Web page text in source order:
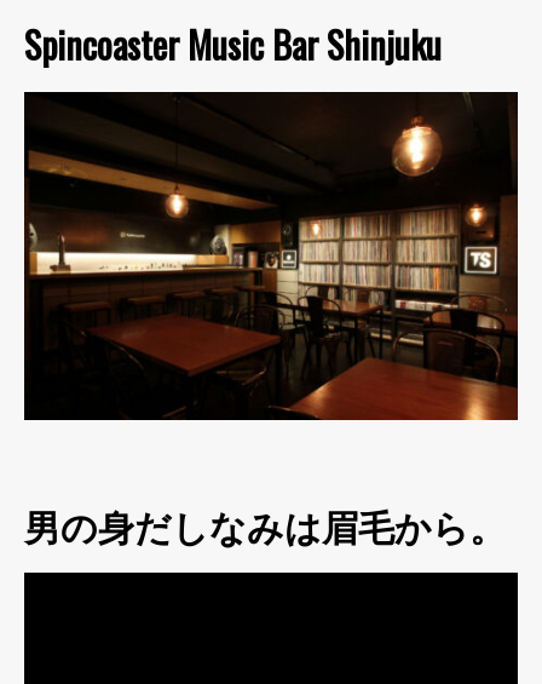
Spincoaster Music Bar Shinjuku
男の身だしなみは眉毛から。